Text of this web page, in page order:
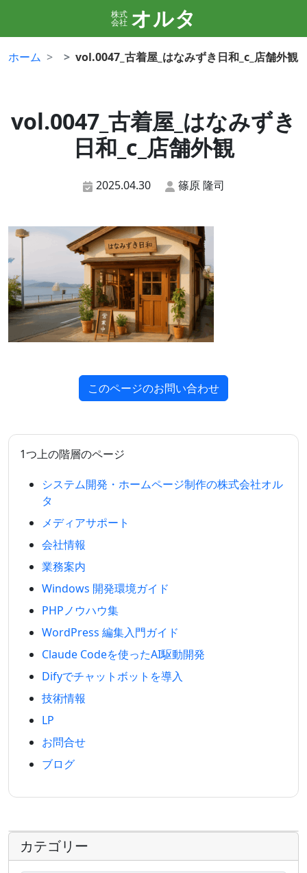
株式
会社 オルタ
ホーム vol.0047_古着屋_はなみずき日和_c_店舗外観
vol.0047_古着屋_はなみずき
日和_c_店舗外観
2025.04.30 篠原 隆司
このページのお問い合わせ
1つ上の階層のページ
システム開発・ホームページ制作の株式会社オル
タ
メディアサポート
会社情報
業務案内
Windows 開発環境ガイド
PHPノウハウ集
WordPress 編集入門ガイド
Claude Codeを使ったAI駆動開発
Difyでチャットボットを導入
技術情報
LP
お問合せ
ブログ
カテゴリー